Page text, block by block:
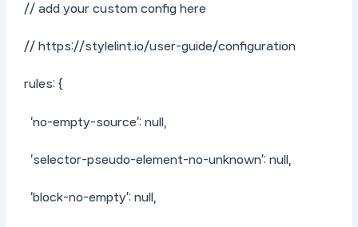
// add your custom config here
// https://stylelint.io/user-guide/configuration
rules: {
‘no-empty-source’: null,
‘selector-pseudo-element-no-unknown’: null,
‘block-no-empty’: null,